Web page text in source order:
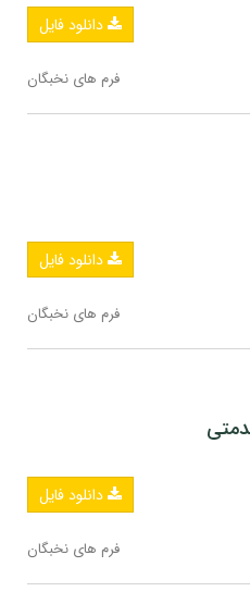
دانلود فایل
فرم های نخبگان
دانلود فایل
فرم های نخبگان
دانلود فایل
فرم های نخبگان